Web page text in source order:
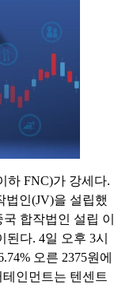
하 FNC)가 강세다.
법인(JV)을 설립했
합작법인 설립 이
다. 4일 오후 3시
오른 2375원에
인먼트는 텐센트